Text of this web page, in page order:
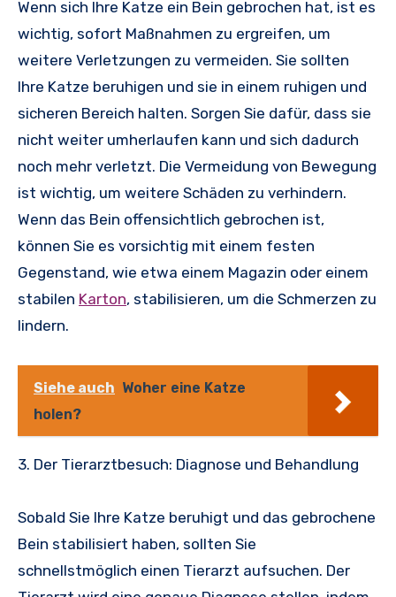
Wenn sich Ihre Katze ein Bein gebrochen hat, ist es
wichtig, sofort Maßnahmen zu ergreifen, um
weitere Verletzungen zu vermeiden. Sie sollten
Ihre Katze beruhigen und sie in einem ruhigen und
sicheren Bereich halten. Sorgen Sie dafür, dass sie
nicht weiter umherlaufen kann und sich dadurch
noch mehr verletzt. Die Vermeidung von Bewegung
ist wichtig, um weitere Schäden zu verhindern.
Wenn das Bein offensichtlich gebrochen ist,
können Sie es vorsichtig mit einem festen
Gegenstand, wie etwa einem Magazin oder einem
stabilen Karton, stabilisieren, um die Schmerzen zu
lindern.
Siehe auch Woher eine Katze
holen?
3. Der Tierarztbesuch: Diagnose und Behandlung
Sobald Sie Ihre Katze beruhigt und das gebrochene
Bein stabilisiert haben, sollten Sie
schnellstmöglich einen Tierarzt aufsuchen. Der